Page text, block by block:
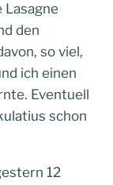
Lasagne
den
so viel,
ich einen
Eventuell
schon
12